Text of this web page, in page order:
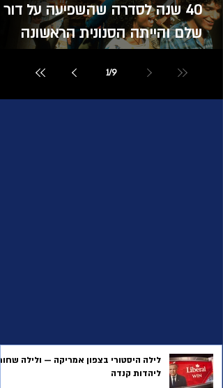
40 שנה לסדרה שהשפיעה על דור
שלם והייתה הסנונית הראשונה
1/9
לילה היסטורי בצפון אמריקה — ולילה
ליהדות קנדה